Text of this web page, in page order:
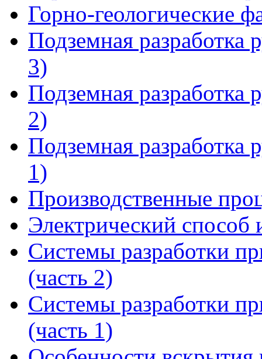
Горно-геологические
Подземная разработка
3)
Подземная разработка
2)
Подземная разработка
1)
Производственные
Электрический способ
Системы разработки
(часть 2)
Системы разработки
(часть 1)